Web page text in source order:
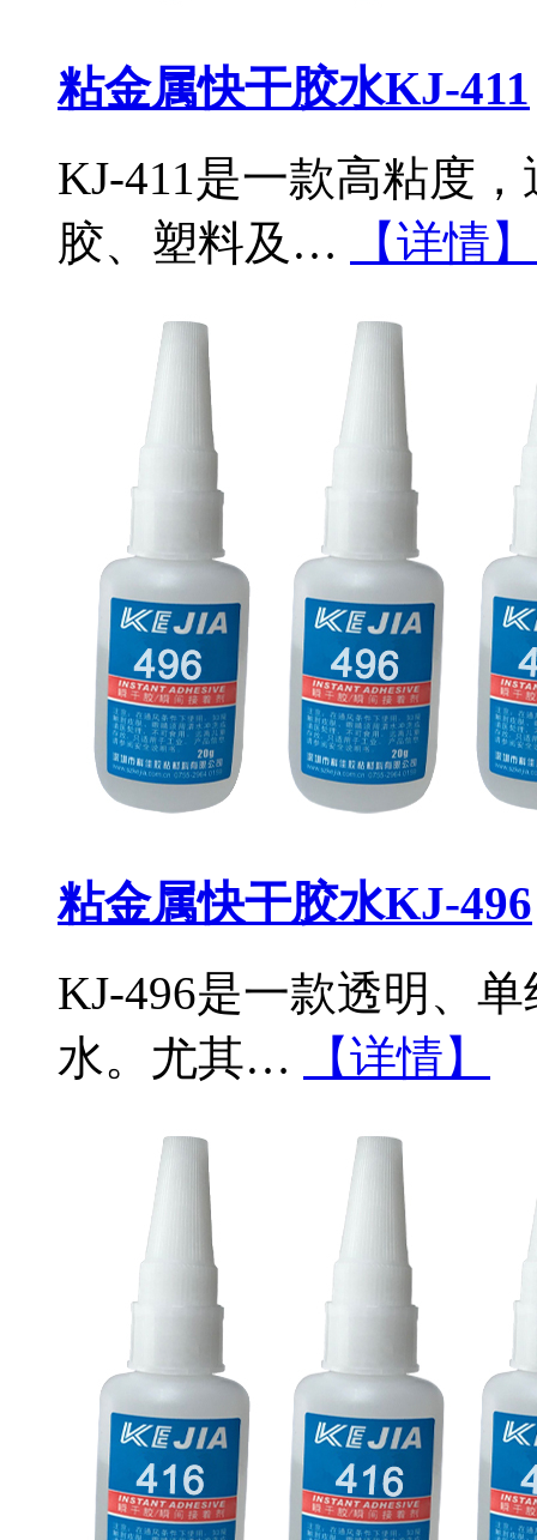
粘金属快干胶水KJ-411
KJ-411是一款高粘度
胶、塑料及…
【详情】
粘金属快干胶水KJ-496
KJ-496是一款透明、
水。尤其…
【详情】